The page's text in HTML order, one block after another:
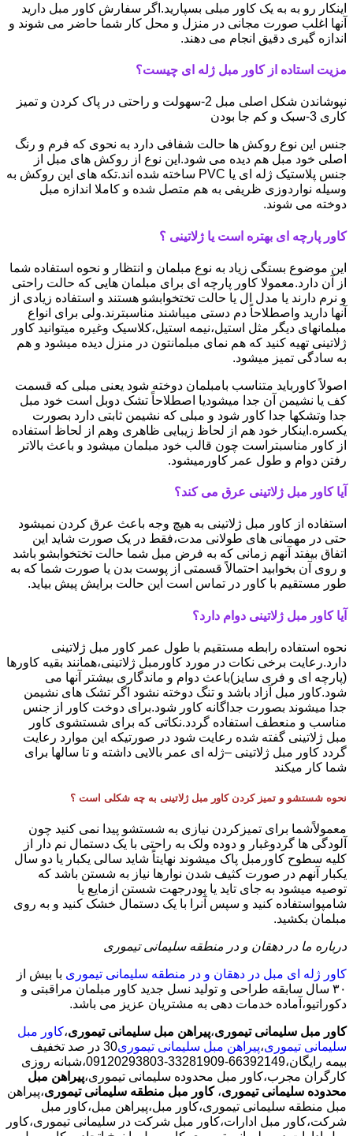
اینکار رو به به یک کاور مبلی بسپارید.اگر سفارش کاور مبل دارید
آنها اغلب صورت مجانی در منزل و محل کار شما حاضر می شوند و
اندازه گیری دقیق انجام می دهند.
مزیت استاده از کاور مبل ژله ای چیست؟
نپوشاندن شکل اصلی مبل 2-سهولت و راحتی در پاک کردن و تمیز
کاری 3-سبک و کم جا بودن
جنس این نوع روکش ها حالت شفافی دارد به نحوی که فرم و رنگ
اصلی خود مبل هم دیده می شود.این نوع از روکش های مبل از
جنس پلاستیک ژله ای یا PVC ساخته شده اند.تکه های این روکش به
وسیله نواردوزی ظریفی به هم متصل شده و کاملا اندازه مبل
دوخته می شوند.
کاور پارچه ای بهتره است یا ژلاتینی ؟
این موضوع بستگی زیاد به نوع مبلمان و انتظار و نحوه استفاده شما
از آن دارد.معمولا کاور پارچه ای برای مبلمان هایی که حالت راحتی
و نرم دارند یا مدل ال یا حالت تختخوابشو هستند و استفاده زیادی از
آنها دارید واصطلاحاً دم دستی میباشند مناسبترند.ولی برای انواع
مبلمانهای دیگر مثل استیل،نیمه استیل،کلاسیک وغیره میتوانید کاور
ژلاتینی تهیه کنید که هم نمای مبلمانتون در منزل دیده میشود و هم
به سادگی تمیز میشود.
اصولاً کاورباید متناسب بامبلمان دوخته شود یعنی مبلی که قسمت
کف یا نشیمن آن جدا میشودیا اصطلاحاً تشک دوبل است خود مبل
جدا وتشکها جدا کاور شود و مبلی که نشیمن ثابتی دارد بصورت
یکسره.اینکار خود هم از لحاظ زیبایی ظاهری وهم از لحاظ استفاده
از کاور مناسبتراست چون قالب خود مبلمان میشود و باعث بالاتر
رفتن دوام و طول عمر کاورمیشود.
آیا کاور مبل ژلاتینی عرق می کند؟
استفاده از کاور مبل ژلاتینی به هیچ وجه باعث عرق کردن نمیشود
حتی در مهمانی های طولانی مدت،فقط در یک صورت شاید این
اتفاق بیفتد آنهم زمانی که به فرض مبل شما حالت تختخوابشو باشد
و روی آن بخوابید احتمالاً قسمتی از پوست بدن یا صورت شما که به
طور مستقیم با کاور در تماس است این حالت برایش پیش بیاید.
آیا کاور مبل ژلاتینی دوام دارد؟
نحوه استفاده رابطه مستقیم با طول عمر کاور مبل ژلاتینی
دارد.رعایت برخی نکات در مورد کاورمبل ژلاتینی،همانند بقیه کاورها
(پارچه ای و فری سایز)باعث دوام و ماندگاری بیشتر آنها می
شود.کاور مبل آزاد باشد و تنگ دوخته نشود اگر تشک های نشیمن
جدا میشوند بصورت جداگانه کاور شود.برای دوخت کاور از جنس
مناسب و منعطف استفاده گردد.نکاتی که برای شستشوی کاور
مبل ژلاتینی گفته شده رعایت شود در صورتیکه این موارد رعایت
گردد کاور مبل ژلاتینی –ژله ای عمر بالایی داشته و تا سالها برای
شما کار میکند
نحوه شستشو و تمیز کردن کاور مبل ژلاتینی به چه شکلی است ؟
معمولاًشما برای تمیزکردن نیازی به شستشو پیدا نمی کنید چون
آلودگی ها گردوغبار و دوده ولک به راحتی با یک دستمال نم دار از
کلیه سطوح کاورمبل پاک میشوند نهایتاً شاید سالی یکبار یا دو سال
یکبار آنهم در صورت کثیف شدن نوارها نیاز به شستن باشد که
توصیه میشود به جای تاید یا پودرجهت شستن ازمایع یا
شامپواستفاده کنید و سپس آنرا با یک دستمال خشک کنید و به روی
مبلمان بکشید.
درباره ما در دهقان و در منطقه سلیمانی تیموری
کاور ژله ای مبل در دهقان و در منطقه سلیمانی تیموری با بیش از
٣٠ سال سابقه طراحی و تولید نسل جدید کاور مبلمان مراقبتی و
دکوراتیو،آماده خدمات دهی به مشتریان عزیز می باشد.
کاور مبل سلیمانی تیموری،پیراهن مبل سلیمانی تیموری،کاور مبل
سلیمانی تیموری،پیراهن مبل سلیمانی تیموری
30 در صد تخفیف
بیمه رایگان،66392149-33281909-09120293803،شبانه روزی
کارگران مجرب،کاور مبل محدوده سلیمانی تیموری،پیراهن مبل
محدوده سلیمانی تیموری، کاور مبل منطقه سلیمانی تیموری،پیراهن
مبل منطقه سلیمانی تیموری،کاور مبل،پیراهن مبل،کاور مبل
شرکت،کاور مبل ادارات،کاور مبل شرکت در سلیمانی تیموری،کاور